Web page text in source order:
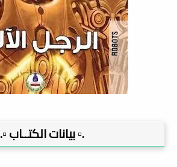
.▫️ بيانات الكتــاب ▫️.